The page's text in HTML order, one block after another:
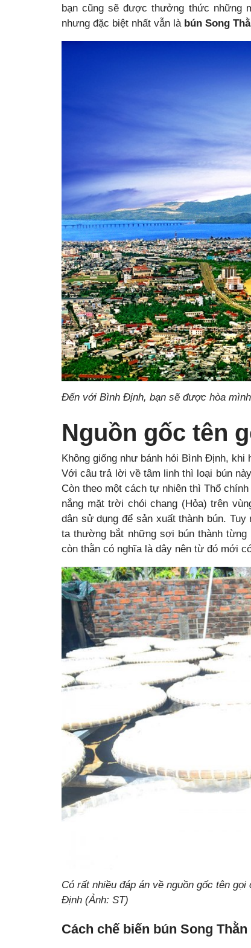
bạn cũng sẽ được thưởng thức những
nhưng đặc biệt nhất vẫn là bún Song
Đến với Bình Định, bạn sẽ được hòa
Nguồn gốc tên
Không giống như bánh hỏi Bình Định,
Với câu trả lời về tâm linh thì loại bún
Còn theo một cách tự nhiên thì Thổ
nắng mặt trời chói chang (Hỏa) trên
dân sử dụng để sản xuất thành bún.
ta thường bắt những sợi bún thành
còn thằn có nghĩa là dây nên từ đó mới
Có rất nhiều đáp án về nguồn gốc tên
Định (Ảnh: ST)
Cách chế biến bún Song Thằn